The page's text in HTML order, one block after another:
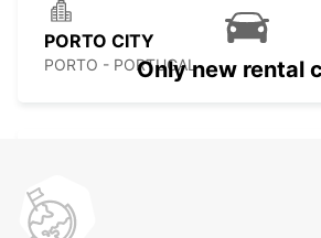
PORTO CITY
PORTO - PORTUGAL
VILA NOVA DE GAIA
VILA NOVA DE GAIA - PORTUGAL
Only new rental